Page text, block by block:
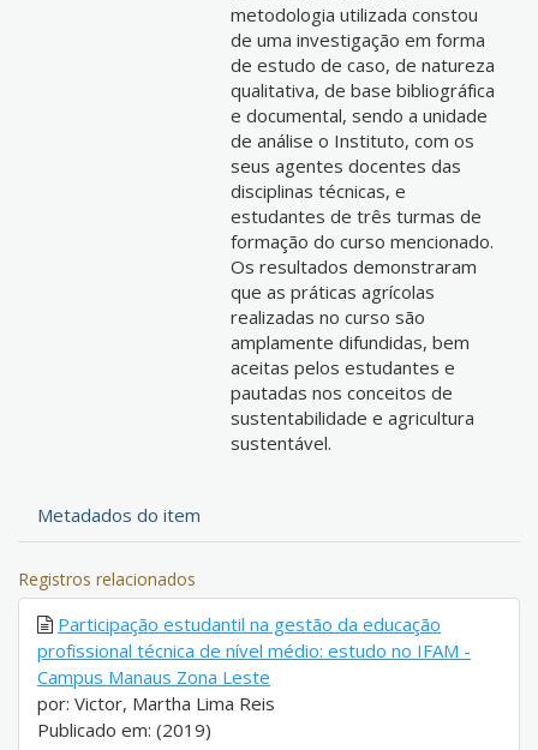
metodologia utilizada constou
de uma investigação em forma
de estudo de caso, de natureza
qualitativa, de base bibliográfica
e documental, sendo a unidade
de análise o Instituto, com os
seus agentes docentes das
disciplinas técnicas, e
estudantes de três turmas de
formação do curso mencionado.
Os resultados demonstraram
que as práticas agrícolas
realizadas no curso são
amplamente difundidas, bem
aceitas pelos estudantes e
pautadas nos conceitos de
sustentabilidade e agricultura
sustentável.
Metadados do item
Registros relacionados
Participação estudantil na gestão da educação
profissional técnica de nível médio: estudo no IFAM -
Campus Manaus Zona Leste
por: Victor, Martha Lima Reis
Publicado em: (2019)